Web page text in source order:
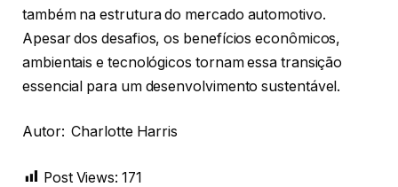
também na estrutura do mercado automotivo.
Apesar dos desafios, os benefícios econômicos,
ambientais e tecnológicos tornam essa transição
essencial para um desenvolvimento sustentável.
Autor: Charlotte Harris
Post Views: 171